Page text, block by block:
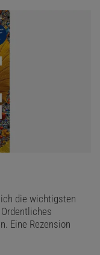
die wichtigsten
Eine Rezension